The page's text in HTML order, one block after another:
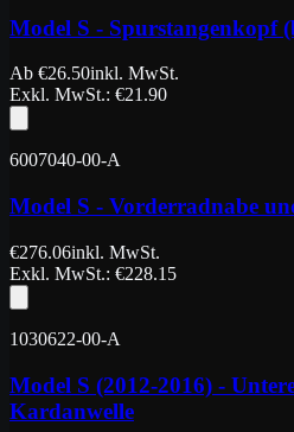
Model S - Spurstangenkopf
Ab €26.50inkl. MwSt.
Exkl. MwSt.: €21.90
6007040-00-A
Model S - Vorderradnabe
€276.06inkl. MwSt.
Exkl. MwSt.: €228.15
1030622-00-A
Model S (2012-2016) -
Kardanwelle